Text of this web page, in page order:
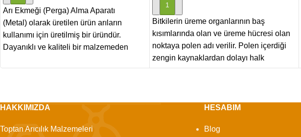
Arı Ekmeği (Perga) Alma Aparatı
(Metal) olarak üretilen ürün arıların
kullanımı için üretilmiş bir üründür.
Dayanıklı ve kaliteli bir malzemeden
SEPETE EKLE
Bitkilerin üreme organlarının baş
kısımlarında olan ve üreme hücresi olan
noktaya polen adı verilir. Polen içerdiği
zengin kaynaklardan dolayı halk
HAKKIMIZDA
Toptan Arıcılık Malzemeleri
HESABIM
Blog